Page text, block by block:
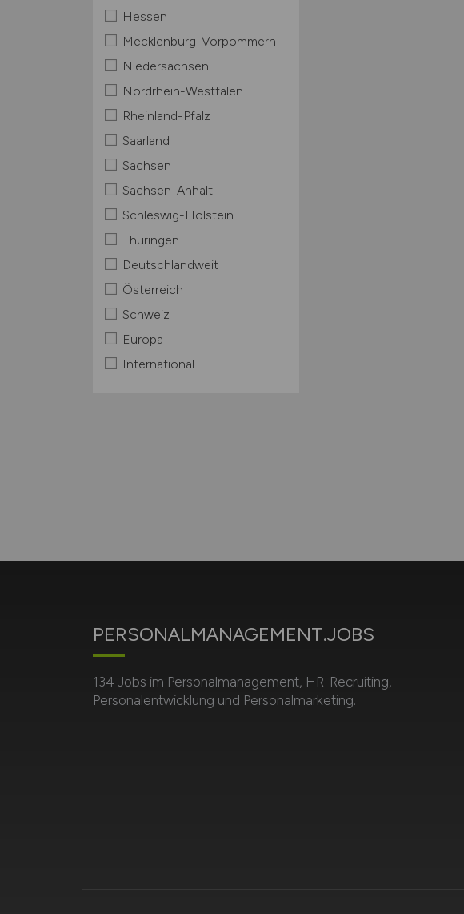
Hessen
Mecklenburg-Vorpommern
Niedersachsen
Nordrhein-Westfalen
Rheinland-Pfalz
Saarland
Sachsen
Sachsen-Anhalt
Schleswig-Holstein
Thüringen
Deutschlandweit
Österreich
Schweiz
Europa
International
PERSONALMANAGEMENT.JOBS
134 Jobs im Personalmanagement, HR-Recruiting,
Personalentwicklung und Personalmarketing.